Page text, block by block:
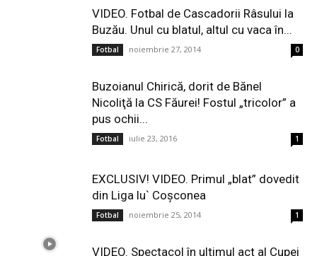
VIDEO. Fotbal de Cascadorii Râsului la
Buzău. Unul cu blatul, altul cu vaca în...
Fotbal noiembrie 27, 2014 0
Buzoianul Chirică, dorit de Bănel
Nicoliţă la CS Făurei! Fostul „tricolor” a
pus ochii...
Fotbal iulie 23, 2016 1
EXCLUSIV! VIDEO. Primul „blat” dovedit
din Liga lu` Coşconea
Fotbal noiembrie 25, 2014 1
VIDEO. Spectacol în ultimul act al Cupei